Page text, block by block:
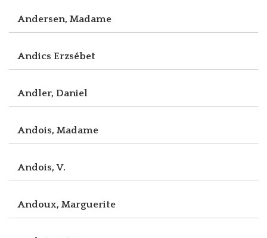
Andersen, Madame
Andics Erzsébet
Andler, Daniel
Andois, Madame
Andois, V.
Andoux, Marguerite